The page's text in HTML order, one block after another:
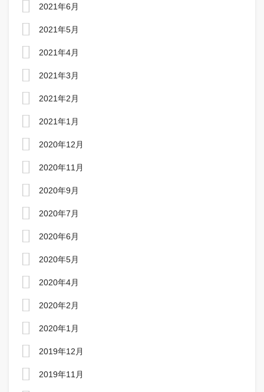
2021年6月
2021年5月
2021年4月
2021年3月
2021年2月
2021年1月
2020年12月
2020年11月
2020年9月
2020年7月
2020年6月
2020年5月
2020年4月
2020年2月
2020年1月
2019年12月
2019年11月